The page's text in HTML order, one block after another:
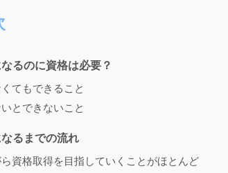
るのに資格は必要？
てもできること
とできないこと
るまでの流れ
資格取得を目指していくことがほとんど